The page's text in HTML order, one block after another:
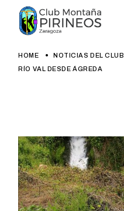
content
HOME NOTICIAS DEL CLUB
RÍO VAL DESDE ÁGREDA